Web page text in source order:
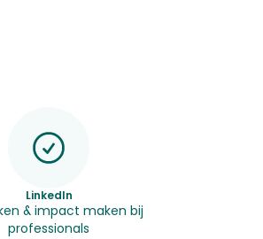
LinkedIn
& impact maken bij
professionals